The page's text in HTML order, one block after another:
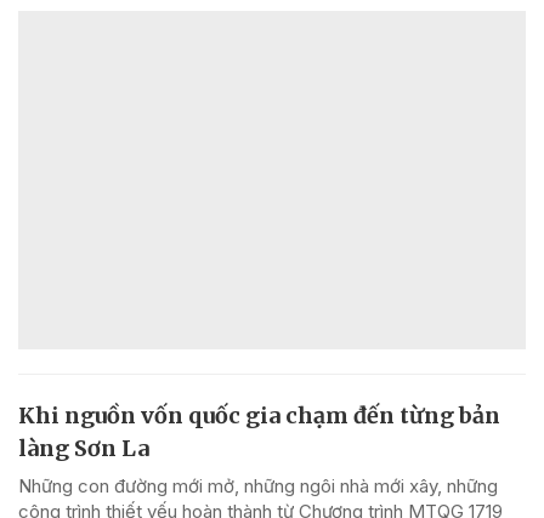
Khi nguồn vốn quốc gia chạm đến từng bản
làng Sơn La
Những con đường mới mở, những ngôi nhà mới xây, những
công trình thiết yếu hoàn thành từ Chương trình MTQG 1719